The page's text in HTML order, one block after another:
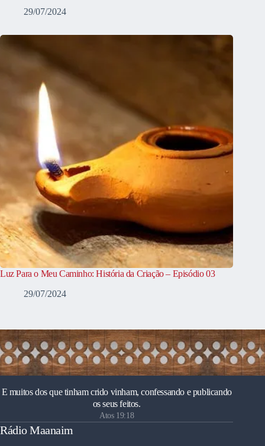
29/07/2024
Luz Para o Meu Caminho: História da Criação – Episódio 03
29/07/2024
E muitos dos que tinham crido vinham, confessando e publicando
os seus feitos.
Atos 19:18
Rádio Maanaim